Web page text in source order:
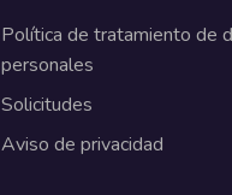
Política de tratamiento de
personales
Solicitudes
Aviso de privacidad